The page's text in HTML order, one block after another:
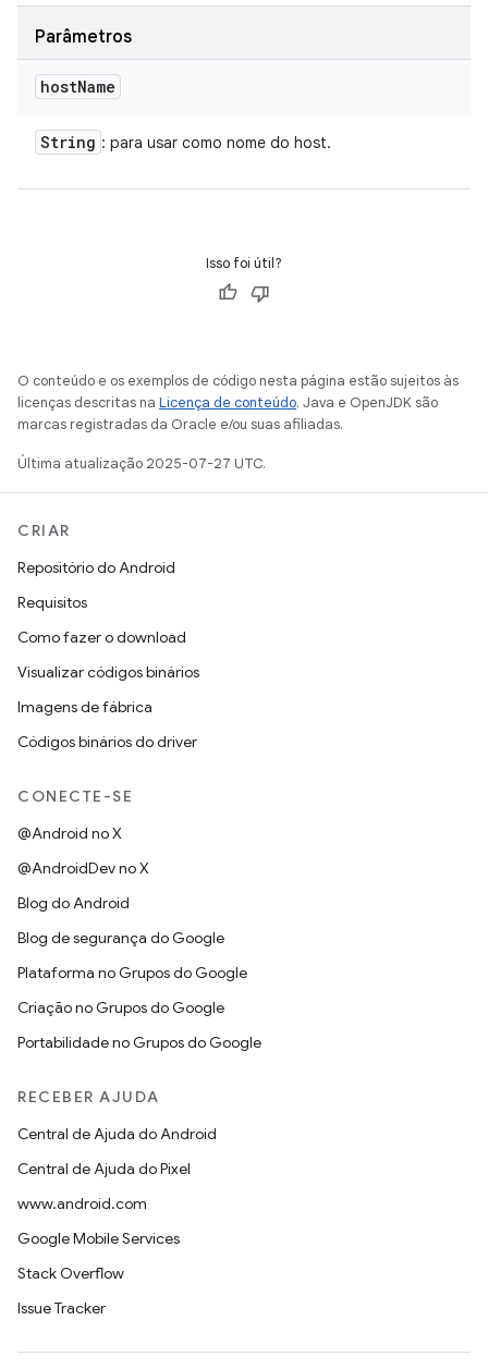
Parâmetros
hostName
String : para usar como nome do host.
Isso foi útil?
O conteúdo e os exemplos de código nesta página estão sujeitos às
licenças descritas na Licença de conteúdo. Java e OpenJDK são
marcas registradas da Oracle e/ou suas afiliadas.
Última atualização 2025-07-27 UTC.
CRIAR
Repositório do Android
Requisitos
Como fazer o download
Visualizar códigos binários
Imagens de fábrica
Códigos binários do driver
CONECTE-SE
@Android no X
@AndroidDev no X
Blog do Android
Blog de segurança do Google
Plataforma no Grupos do Google
Criação no Grupos do Google
Portabilidade no Grupos do Google
RECEBER AJUDA
Central de Ajuda do Android
Central de Ajuda do Pixel
www.android.com
Google Mobile Services
Stack Overflow
Issue Tracker